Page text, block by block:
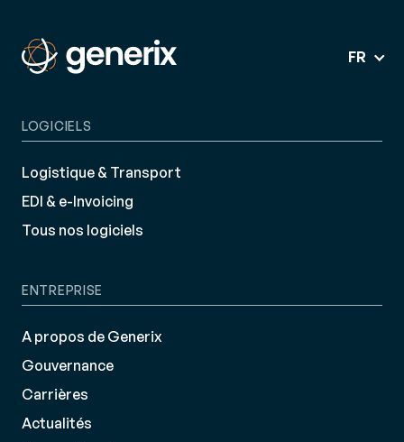
FR
LOGICIELS
Logistique & Transport
EDI & e-Invoicing
Tous nos logiciels
ENTREPRISE
A propos de Generix
Gouvernance
Carrières
Actualités